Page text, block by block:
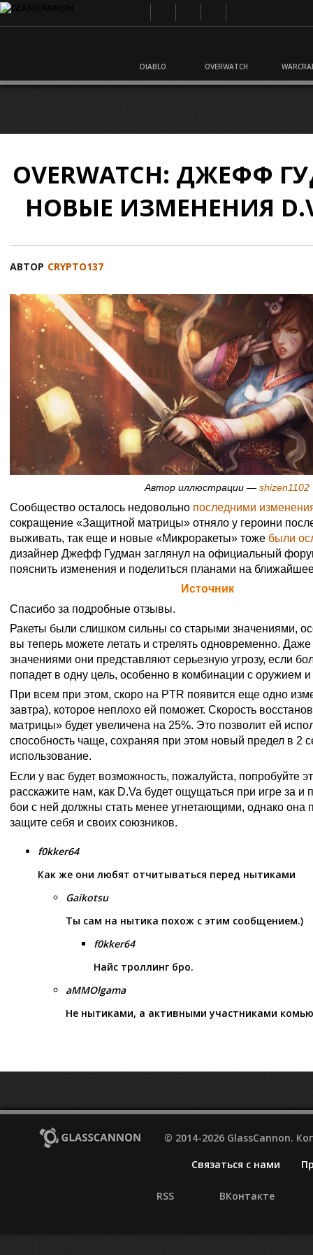
DIABLO OVERWATCH
OVERWATCH: ДЖЕФФ
НОВЫЕ ИЗМЕНЕНИЯ
АВТОР CRYPTO137
Автор иллюстрации — shizen1102
Сообщество осталось недовольно последними
сокращение «Защитной матрицы» отняло у героини
выживать, так еще и новые «Микроракеты» тоже были
дизайнер Джефф Гудман заглянул на официальный
пояснить изменения и поделиться планами на
Источник
Спасибо за подробные отзывы.
Ракеты были слишком сильны со старыми значениями,
вы теперь можете летать и стрелять одновременно.
значениями они представляют серьезную угрозу, если
попадет в одну цель, особенно в комбинации с оружием
При всем при этом, скоро на PTR появится еще одно
завтра), которое неплохо ей поможет. Скорость
матрицы» будет увеличена на 25%. Это позволит ей
способность чаще, сохраняя при этом новый предел в 2
использование.
Если у вас будет возможность, пожалуйста, попробуйте
расскажите нам, как D.Va будет ощущаться при игре за и
бои с ней должны стать менее угнетающими, однако она
защите себя и своих союзников.
f0kker64
Как же они любят отчитываться перед нытиками
Gaikotsu
Ты сам на нытика похож с этим сообщением.)
f0kker64
Найс троллинг бро.
aMMOlgama
Не нытиками, а активными участниками
© 2014-2026 GlassCannon.
Связаться с нами
RSS ВКонтакте